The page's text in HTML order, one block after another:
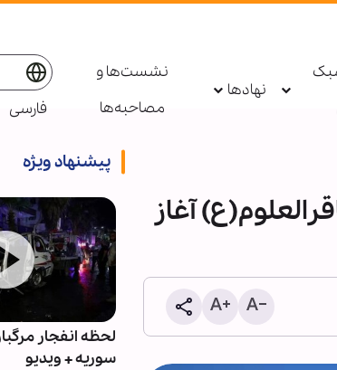
نهادها
نشست‌ها و
مصاحبه‌ها
فارسی
آغاز
پیشنهاد ویژه
جلوه‌های یاری پیامبر
در شرایط کنونی
لحظه انفجار
سوریه + ویدیو